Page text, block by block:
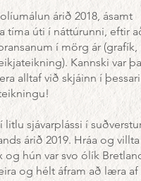
árið 2018, ásamt
tíma úti í náttúrunni, eftir
í mörg ár (grafík,
Kannski var
alltaf við skjáinn í þessari
sjávarplássi í
árið 2019. Hráa og villta
og hún var svo ólík
og hélt áfram að læra af